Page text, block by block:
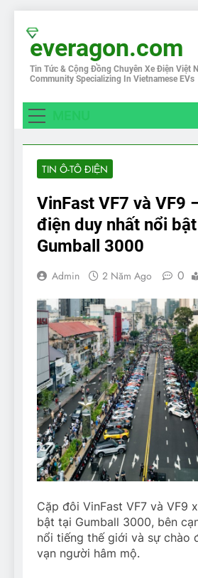
content
everagon.com
Tin Tức & Cộng Đồng Chuyên Xe Điện Việt
Community Specializing In Vietnamese EVs
TIN Ô-TÔ ĐIỆN
VinFast VF7 và VF9
điện duy nhất nổi
Gumball 3000
Admin 2 Năm Ago 0
Cặp đôi VinFast VF7 và VF9
bật tại Gumball 3000, bên
nổi tiếng thế giới và sự chào
vạn người hâm mộ.